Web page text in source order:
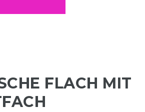
FLACH MIT